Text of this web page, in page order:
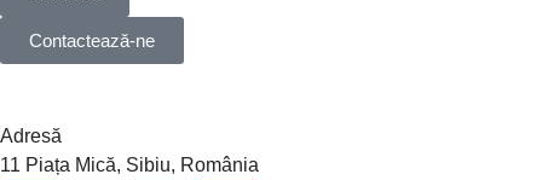
Contactează-ne
Adresă
11 Piața Mică, Sibiu, România